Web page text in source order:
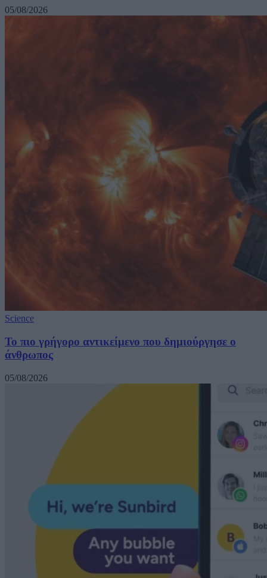
05/08/2026
Science
Το πιο γρήγορο αντικείμενο που δημιούργησε ο
άνθρωπος
05/08/2026